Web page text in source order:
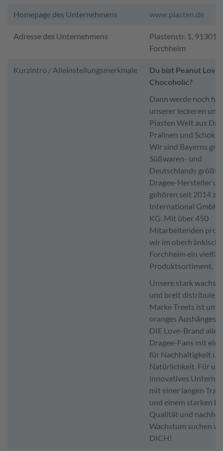
Homepage des Unternehmens www.piasten.de
Adresse des Unternehmens
Piastenstr. 1, 91301
Forchheim
Kurzintro / Alleinstellungsmerkmale
Du bist Peanut
Chocoholic?
Dann werde noch
unserer leckeren
Piasten Welt aus
Pralinen und
Wir sind Bayerns
Süßwaren- und
Deutschlands
Dragee-Hersteller
gehören seit 2014
International GmbH
KG. Mit über 450
Mitarbeitenden
wir im
Forchheim ein
Produktsortiment.
Unsere stark
und breit
Marke Treets ist
oranges
DIE Love-Brand aller
Dragee-Fans mit
für Nachhaltigkeit
Natürlichkeit. Für
innovatives
mit einer langen
und einem starken
Qualität und
Wachstum suchen
DICH!